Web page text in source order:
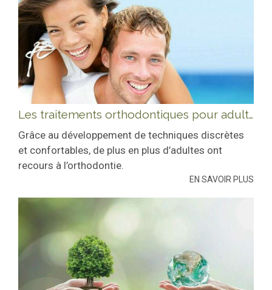
Les traitements orthodontiques pour adultes
Grâce au développement de techniques discrètes
et confortables, de plus en plus d’adultes ont
recours à l’orthodontie.
EN SAVOIR PLUS